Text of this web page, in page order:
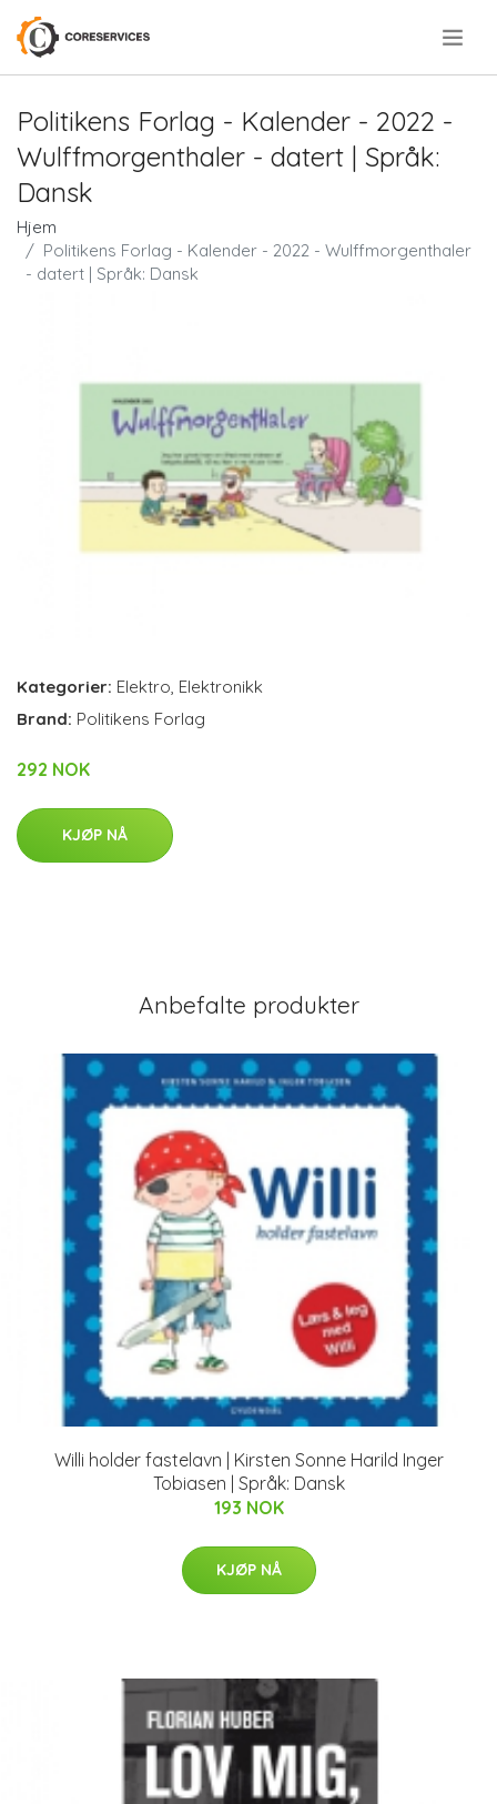
Politikens Forlag - Kalender - 2022 -
Wulffmorgenthaler - datert | Språk:
Dansk
Hjem
Politikens Forlag - Kalender - 2022 - Wulffmorgenthaler
- datert | Språk: Dansk
Kategorier: Elektro Elektronikk
Brand: Politikens Forlag
292 NOK
KJØP NÅ
Anbefalte produkter
Willi holder fastelavn | Kirsten Sonne Harild Inger
Tobiasen | Språk: Dansk
193 NOK
KJØP NÅ